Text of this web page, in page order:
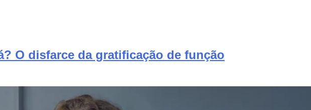
O disfarce da gratificação de função